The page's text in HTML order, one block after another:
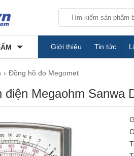
Giới thiệu Tin tức
Đồng hồ đo Megomet
Megaohm Sanwa